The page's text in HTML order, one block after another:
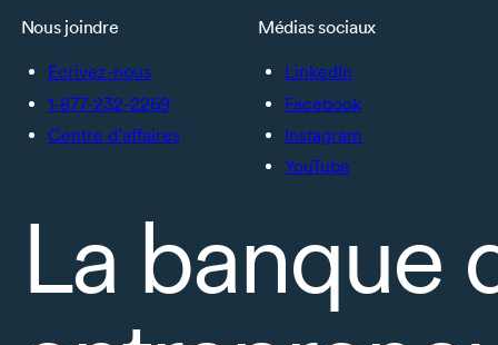
Nous joindre
Écrivez-nous
1-877-232-2269
Centre d’affaires
Médias sociaux
LinkedIn
Facebook
Instagram
YouTube
La banque